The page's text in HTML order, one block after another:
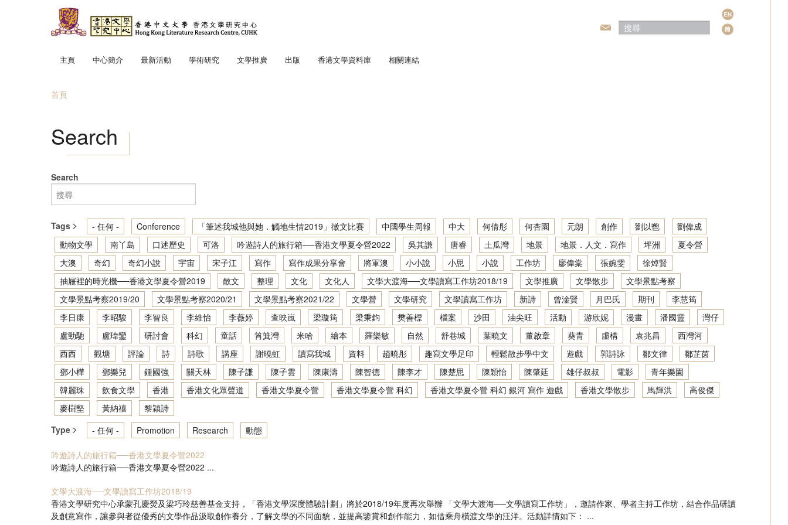
語
主頁
中心簡介
最新活動 學術研究
文學推廣
地景．人文．寫作：中學生社區文學導覽繪本創作集
地景．人文．寫作：中學生社區文學導覽資料及創作集
地景．人文．寫作：創意寫作坊2021／22
地景．人文．寫作：創意寫作坊2022／23
地景．人文．寫作：繪本製作班2022／23
筆述我城他與她：初中學生文學景點考察2018／19
寫作成果分享會 2015/16
讀寫我城：初中學生文學景點考察 2015/16
文學大渡海──文學讀寫網上工作坊2021/22
香港文學深度體驗：文學景點考察2020/21
文學大渡海──文學讀寫網上工作坊2020/21
香港文學深度體驗：文學景點考察2019/20
文學大渡海──文學讀寫網上工作坊2019/20
香港文學深度體驗：文學景點考察2018/19
文學大渡海──文學讀寫工作坊2018/19
文學景點考察2016/17
出版
香港文學資料庫 相關連結
您在這裡
首頁
Search
Search
Tags - 任何 - Conference 「筆述我城他與她．觸地生情2019」徵文比賽 中國學生周報 中大 何倩彤 何杏園 元朗 創作 劉以鬯
劉偉成
動物文學
南丫島 口述歷史 可洛 吟遊詩人的旅行箱──香港文學夏令營2022 吳其謙 唐睿 土瓜灣 地景 地景．人文．寫作 坪洲
夏令營
大澳
奇幻 奇幻小說 宇宙 宋子江 寫作 寫作成果分享會 將軍澳 小小說 小思 小說 工作坊 廖偉棠 張婉雯
徐焯賢
抽屜裡的時光機──香港文學夏令營2019
散文 整理 文化 文化人 文學大渡海──文學讀寫工作坊2018/19 文學推廣 文學散步
文學景點考察
文學景點考察2019/20
文學景點考察2020/21 文學景點考察2021/22 文學營 文學研究 文學讀寫工作坊 新詩 曾淦賢 月巴氏 期刊
李慧筠
李日康
李昭駿 李智良 李維怡 李薇婷 查映嵐 梁璇筠 梁秉鈞 樊善標 檔案 沙田 油尖旺 活動 游欣妮 漫畫 潘國靈
灣仔
盧勁馳
盧瑋鑾 研討會 科幻 童話 筲箕灣 米哈 繪本 羅樂敏 自然 舒巷城 葉曉文 董啟章 葵青 虛構 袁兆昌
西灣河
西西
觀塘 評論 詩 詩歌 講座 謝曉虹 讀寫我城 資料 趙曉彤 趣寫文學足印 輕鬆散步學中文 遊戲 郭詩詠 鄒文律
鄒芷茵
鄧小樺
鄧樂兒 鍾國強 關天林 陳子謙 陳子雲 陳康濤 陳智德 陳李才 陳楚思 陳穎怡 陳肇廷 雄仔叔叔 電影
青年樂園
韓麗珠
飲食文學 香港 香港文化眾聲道 香港文學夏令營 香港文學夏令營 科幻 香港文學夏令營 科幻 銀河 寫作 遊戲 香港文學散步 馬輝洪
高俊傑
麥樹堅
黃納禧
黎穎詩
Type
- 任何 - Promotion Research 動態
吟遊詩人的旅行箱──香港文學夏令營2022
吟遊詩人的旅行箱──香港文學夏令營2022 ...
文學大渡海──文學讀寫工作坊2018/19
香港文學研究中心承蒙孔慶熒及梁巧玲慈善基金支持，「香港文學深度體驗計劃」將於2018/19年度再次舉辦 「文學大渡海──文學讀寫工作坊」，邀請作家、學者主持工作坊，結合作品研讀
及創意寫作，讓參與者從優秀的文學作品汲取創作養分，了解文學的不同面貌，並提高鑒賞和創作能力，如借乘舟橫渡文學的汪洋。活動詳情如下： ...